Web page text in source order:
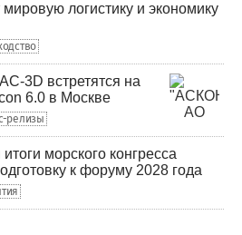
логистику и экономику
3D встретятся на
6.0 в Москве
релизы
морского конгресса
к форуму 2028 года